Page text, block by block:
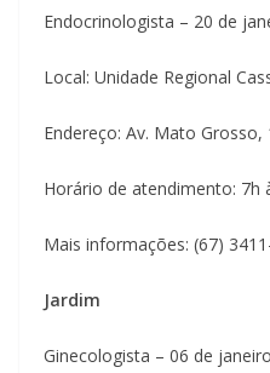
Endocrinologista – 20 de
Local: Unidade Regional
Endereço: Av. Mato Grosso,
Horário de atendimento: 7h
Mais informações: (67)
Jardim
Ginecologista – 06 de janeiro